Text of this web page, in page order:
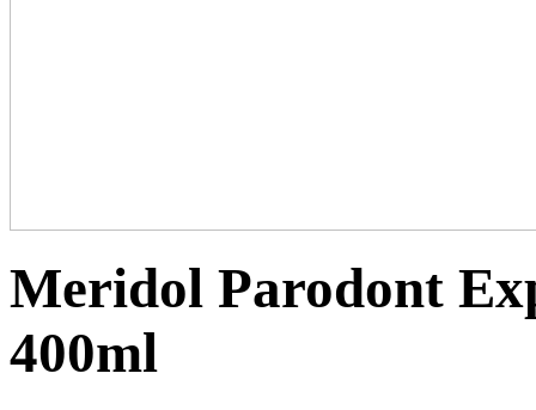
Meridol Parodont
400ml